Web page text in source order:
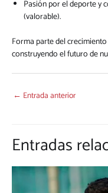
Pasión por el deporte y
(valorable).
Forma parte del
construyendo el futuro de
← Entrada anterior
Entradas